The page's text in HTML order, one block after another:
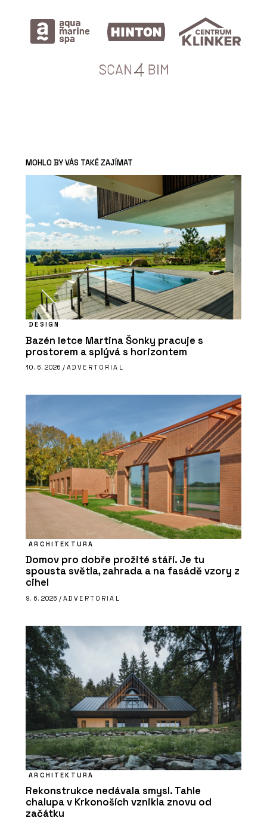
MOHLO BY VÁS TAKÉ ZAJÍMAT
DESIGN
Bazén letce Martina Šonky pracuje s
prostorem a splývá s horizontem
10. 6. 2026 / ADVERTORIAL
ARCHITEKTURA
Domov pro dobře prožité stáří. Je tu
spousta světla, zahrada a na fasádě vzory z
cihel
9. 6. 2026 / ADVERTORIAL
ARCHITEKTURA
Rekonstrukce nedávala smysl. Tahle
chalupa v Krkonoších vznikla znovu od
začátku